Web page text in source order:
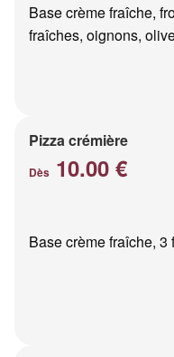
Base crème fraîche,
fraîches, oignons,
Pizza crémière
Dès 10.00 €
Base crème fraîche, 3